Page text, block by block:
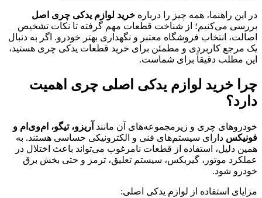
در این راهنما، همه چیز را درباره خرید لوازم یدکی چری اصل
بررسی می‌کنیم؛ از شناخت قطعات مهم گرفته تا نکات تشخیص
اصالت، انتخاب فروشگاه معتبر و نگهداری بهتر خودرو. اگر به دنبال
یک مرجع کاربردی و مطمئن برای خرید قطعات یدکی چری هستید،
این مطلب دقیقاً برای شماست.
چرا خرید لوازم یدکی اصلی چری اهمیت
دارد؟
خودروهای چری و زیرمجموعه‌های آن مانند آریزو، تیگو، ام‌وی‌ام و
فونیکس دارای سیستم‌های فنی و الکترونیکی حساسی هستند. به
همین دلیل، استفاده از قطعات نامرغوب می‌تواند باعث اختلال در
عملکرد موتور، گیربکس، سیستم تعلیق، ترمز و حتی بخش برق
خودرو شود.
مزایای استفاده از لوازم یدکی اصلی: